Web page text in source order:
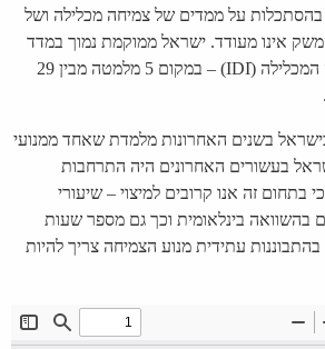
עם זאת, בהסתכלות על ממדים של צמיחה מכלילה ושל
אינו מעודד. ישראל ממוקמת נמוך במדד
הפיתוח הכלכלי והצמיחה המכלילה (IDIׂׂ) – במקום 5 מלמטה מבין 29
בשנים האחרונות מלמדת שאחד ממנועי
בעשורים האחרונים היה התרחבות
בתחום זה אנו קרובים למיצוי – שיעורי
בהשוואה בינלאומית וכך גם מספר שעות
עתידית מנוע הצמיחה צריך להיות